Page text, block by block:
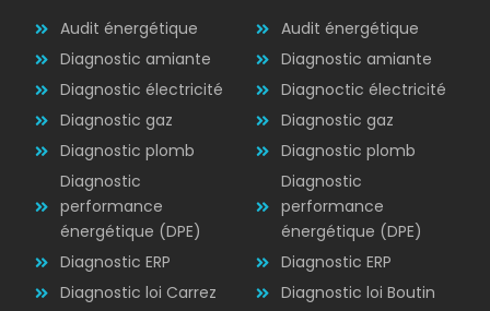
Diagnostic
ÉLECTRICITÉ
Audit énergétique
Diagnostic amiante
Diagnostic électricité
Diagnostic gaz
Diagnostic plomb
Diagnostic
performance
énergétique (DPE)
Diagnostic ERP
Diagnostic loi Carrez
Audit énergétique
Diagnostic amiante
Diagnoctic électricité
Diagnostic gaz
Diagnostic plomb
Diagnostic
performance
énergétique (DPE)
Diagnostic ERP
Diagnostic loi Boutin